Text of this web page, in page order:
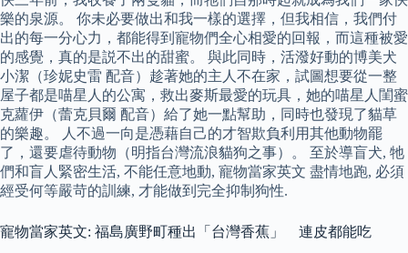
樂的泉源。 你未必要做出和我一樣的選擇，但我相信，我們付
出的每一分心力，都能得到寵物們全心相愛的回報，而這種被愛
的感覺，真的是説不出的甜蜜。 與此同時，活潑好動的博美犬
小潔（珍妮史雷 配音）趁著她的主人不在家，試圖想要從一整
屋子都是喵星人的公寓，救出麥斯最愛的玩具，她的喵星人閨蜜
克蘿伊（蕾克貝爾 配音）給了她一點幫助，同時也發現了貓草
的樂趣。 人不過一向是憑藉自己的才智欺負利用其他動物罷
了，還要虐待動物（明指台灣流浪貓狗之事）。 至於導盲犬, 牠
們和盲人緊密生活, 不能任意地動, 寵物當家英文 盡情地跑, 必須
經受何等嚴苛的訓練, 才能做到完全抑制狗性.
寵物當家英文: 福島廣野町種出「台灣香蕉」 連皮都能吃